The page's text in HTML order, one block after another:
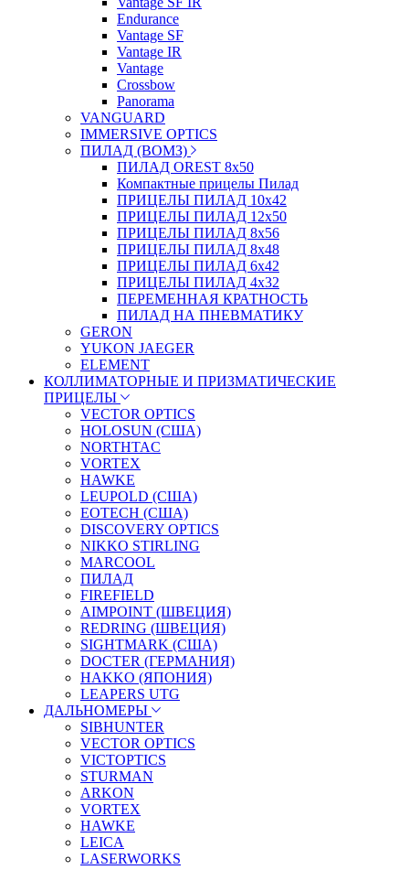
Endurance
Vantage SF
Vantage IR
Vantage
Crossbow
Panorama
VANGUARD
IMMERSIVE OPTICS
ПИЛАД (ВОМЗ)
ПИЛАД OREST 8х50
Компактные прицелы Пилад
ПРИЦЕЛЫ ПИЛАД 10х42
ПРИЦЕЛЫ ПИЛАД 12х50
ПРИЦЕЛЫ ПИЛАД 8х56
ПРИЦЕЛЫ ПИЛАД 8х48
ПРИЦЕЛЫ ПИЛАД 6х42
ПРИЦЕЛЫ ПИЛАД 4х32
ПЕРЕМЕННАЯ КРАТНОСТЬ
ПИЛАД НА ПНЕВМАТИКУ
GERON
YUKON JAEGER
ELEMENT
КОЛЛИМАТОРНЫЕ И ПРИЗМАТИЧЕСКИЕ
ПРИЦЕЛЫ
VECTOR OPTICS
HOLOSUN (США)
NORTHTAC
VORTEX
HAWKE
LEUPOLD (США)
EOTECH (США)
DISCOVERY OPTICS
NIKKO STIRLING
MARCOOL
ПИЛАД
FIREFIELD
AIMPOINT (ШВЕЦИЯ)
REDRING (ШВЕЦИЯ)
SIGHTMARK (США)
DOCTER (ГЕРМАНИЯ)
HAKKO (ЯПОНИЯ)
LEAPERS UTG
ДАЛЬНОМЕРЫ
SIBHUNTER
VECTOR OPTICS
VICTOPTICS
STURMAN
ARKON
VORTEX
HAWKE
LEICA
LASERWORKS